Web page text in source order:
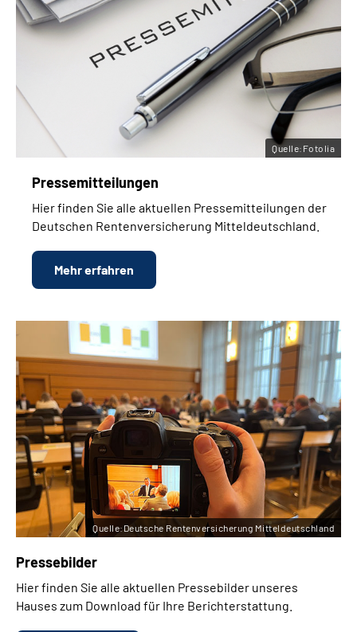
Pressemitteilungen
Hier finden Sie alle aktuellen Pressemitteilungen der
Deutschen Rentenversicherung Mitteldeutschland.
Mehr erfahren
Quelle:Fotolia
Pressebilder
Hier finden Sie alle aktuellen Pressebilder unseres
Hauses zum Download für Ihre Berichterstattung.
Quelle:Deutsche Rentenversicherung Mitteldeutschland